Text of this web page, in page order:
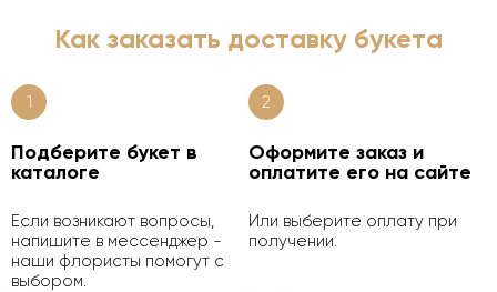
Как заказать доставку букета
1
Подберите букет в
каталоге
Если возникают вопросы,
напишите в мессенджер -
наши флористы помогут с
выбором.
2
Оформите заказ и
оплатите его на сайте
Или выберите оплату при
получении.